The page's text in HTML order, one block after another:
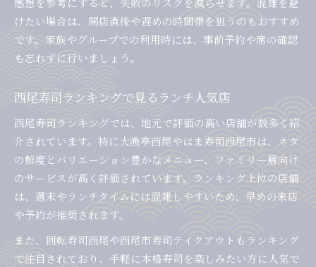
けたい場合は、開店直後や遅めの時間帯を狙うのもおすすめ
です。家族やグループでの利用時には、事前予約や席の確認
も忘れずに行いましょう。
西尾寿司ランキングで見るランチ人気店
西尾寿司ランキングでは、地元で評価の高い店舗が数多く紹
介されています。特に大漁亭西尾やはま寿司西尾市は、ネタ
の鮮度とバリエーション豊かなメニュー、ファミリー層向け
のサービスが高く評価されています。ランキング上位の店舗
は、週末やランチタイムには混雑しやすいため、早めの来店
や予約が推奨されます。
また、回転寿司西尾や西尾市寿司テイクアウトもランキング
で注目されており、手軽に本格寿司を楽しみたい方に人気で